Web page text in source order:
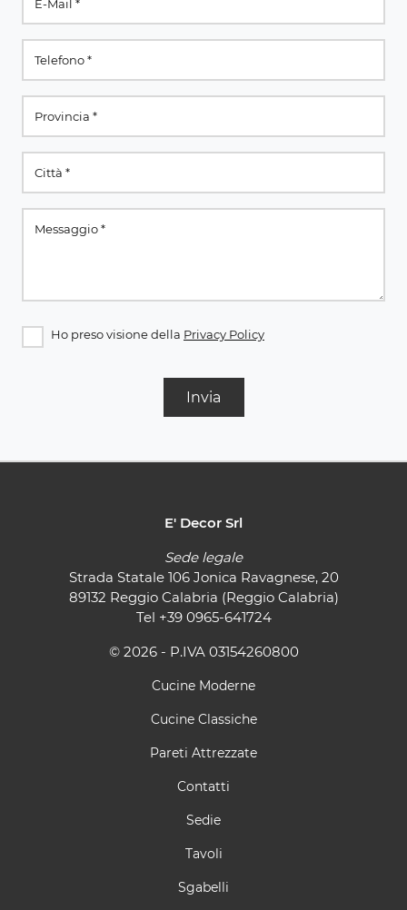
Ho preso visione della Privacy Policy
Invia
E' Decor Srl
Sede legale
Strada Statale 106 Jonica Ravagnese, 20
89132 Reggio Calabria (Reggio Calabria)
Tel +39 0965-641724
© 2026 - P.IVA 03154260800
Cucine Moderne
Cucine Classiche
Pareti Attrezzate
Contatti
Sedie
Tavoli
Sgabelli